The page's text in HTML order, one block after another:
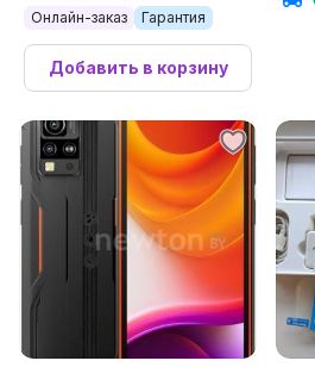
Онлайн-заказ Гарантия
Добавить в корзину